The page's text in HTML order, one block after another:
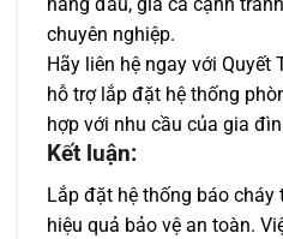
hàng đầu, giá cả cạnh
chuyên nghiệp.
Hãy liên hệ ngay với
hỗ trợ lắp đặt hệ thống
hợp với nhu cầu của gia
Kết luận:
Lắp đặt hệ thống báo
hiệu quả bảo vệ an toàn.